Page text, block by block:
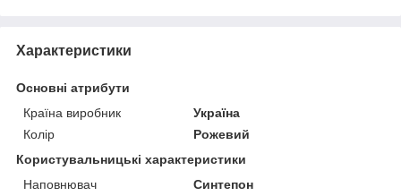
Характеристики
Основні атрибути
Країна виробник
Україна
Колір
Рожевий
Користувальницькі характеристики
Наповнювач
Синтепон